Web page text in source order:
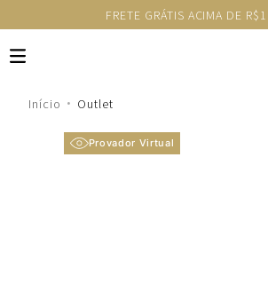
FRETE GRÁTIS ACIMA DE
Outlet
Provador Virtual